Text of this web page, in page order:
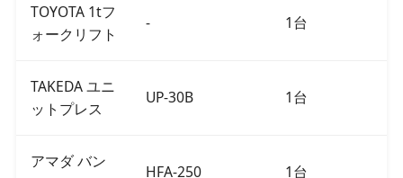
TOYOTA 1tフ
ォークリフト
- 1台
TAKEDA ユニ
ットプレス
UP-30B 1台
アマダ バン
HFA-250 1台